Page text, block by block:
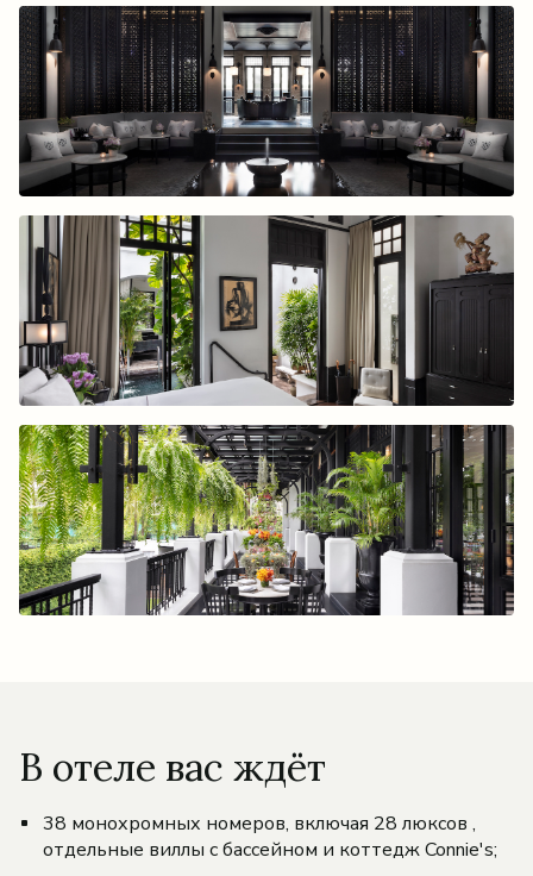
В отеле вас ждёт
38 монохромных номеров, включая 28 люксов ,
отдельные виллы с бассейном и коттедж Connie's;